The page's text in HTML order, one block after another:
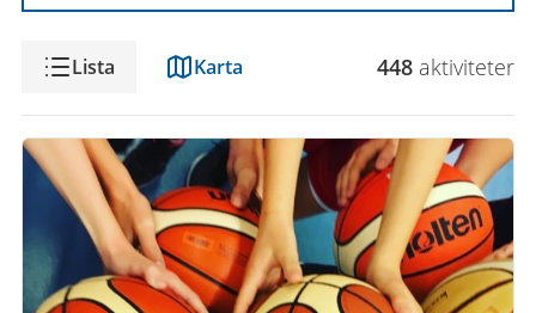
VisningLista Karta 448 aktiviteter